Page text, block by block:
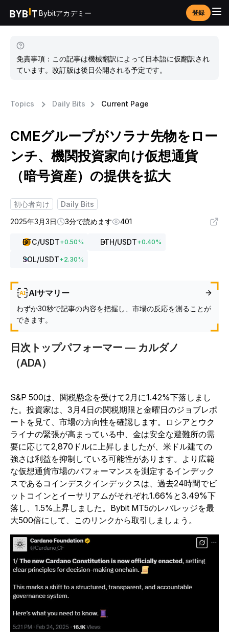
Bybitアカデミー 登録
免責事項：この記事は機械翻訳によって日本語に仮翻訳され
ています。改訂版は後日公開される予定です。
Topics Daily Bits Current Page
CMEグループがソラナ先物をロー
ンチ、機関投資家向け仮想通貨
（暗号資産）の提供を拡大
初心者向け
Daily Bits
2025年3月3日
3分で読めます 401
BTC/USDT+0.50% ETH/USDT+0.40%
SOL/USDT+2.30%
AIサマリー
わずか30秒で記事の内容を把握し、市場の反応を測ることが
できます。
日次トップパフォーマー — カルダノ
（ADA）
S&P 500は、関税懸念を受けて2月に1.42%下落しまし
た。投資家は、3月4日の関税期限と金曜日のジョブレポ
ートを見て、市場の方向性を確認します。ロシアとウク
ライナの緊張が高まっている中、金は安全な避難所の需
要に応じて2,870ドルに上昇しましたが、米ドル建ての
強さは利益を抑制している可能性があります。より広範
な仮想通貨市場のパフォーマンスを測定するインデック
スであるコインデスクインデックスは、過去24時間でビ
ットコインとイーサリアムがそれぞれ1.66%と3.49%下
落し、1.5%上昇しました。Bybit MT5のレバレッジを最
大500倍にして、このリンクから取引しましょう。